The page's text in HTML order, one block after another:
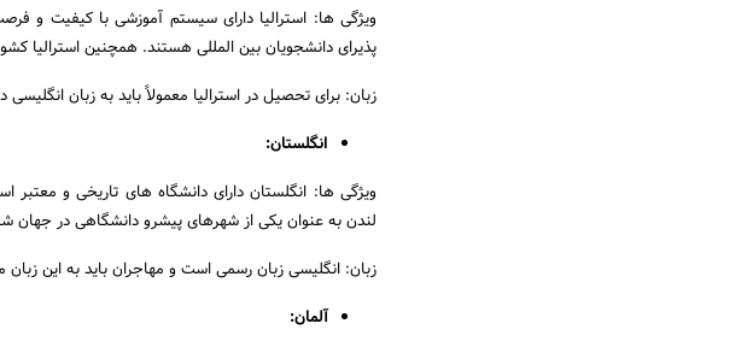
ویژگی ها: استرالیا دارای سیستم آموزشی با کیفیت و
پذیرای دانشجویان بین المللی هستند. همچنین استرالیا
زبان: برای تحصیل در استرالیا معمولاً باید به زبان
انگلستان:
ویژگی ها: انگلستان دارای دانشگاه های تاریخی و
لندن به عنوان یکی از شهرهای پیشرو دانشگاهی در جهان
زبان: انگلیسی زبان رسمی است و مهاجران باید به این
آلمان: